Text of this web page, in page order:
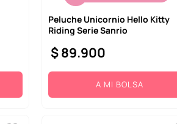
Peluche Unicornio Hello Kitty
Riding Serie Sanrio
$89.900
A MI BOLSA